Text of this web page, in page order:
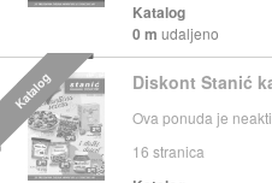
Katalog
0 m udaljeno
Diskont Stanić
Ova ponuda je
16 stranica
Katalog